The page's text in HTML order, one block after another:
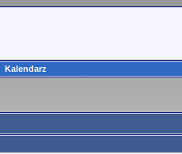
Kalendarz